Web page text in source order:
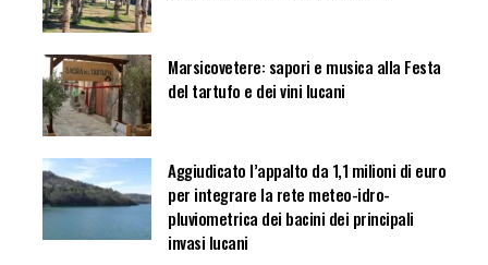
Marsicovetere: sapori e musica alla Festa
del tartufo e dei vini lucani
Aggiudicato l’appalto da 1,1 milioni di euro
per integrare la rete meteo-idro-
pluviometrica dei bacini dei principali
invasi lucani